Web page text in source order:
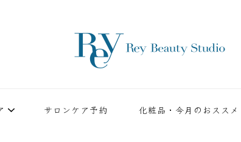
サロンケア予約 化粧品・今月のおススメ